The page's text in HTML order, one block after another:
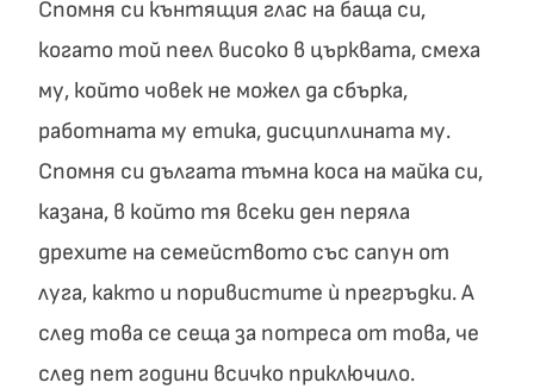
Спомня си кънтящия глас на баща си,
когато той пеел високо в църквата, смеха
му, който човек не можел да сбърка,
работната му етика, дисциплината му.
Спомня си дългата тъмна коса на майка си,
казана, в който тя всеки ден перяла
дрехите на семейството със сапун от
луга, както и поривистите ѝ прегръдки. А
след това се сеща за потреса от това, че
след пет години всичко приключило.